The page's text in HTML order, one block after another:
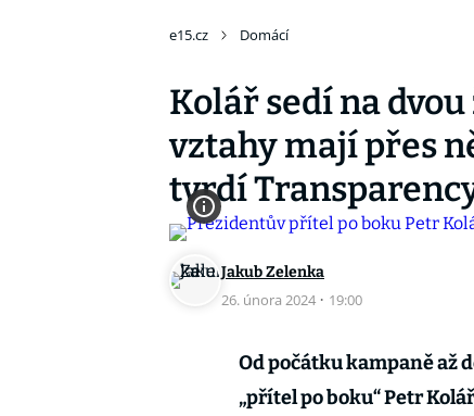
e15.cz Domácí
Kolář sedí na
vztahy mají přes
tvrdí
Jakub Zelenka
26. února 2024 · 19:00
Od počátku kampaně až
„přítel po boku“ Petr